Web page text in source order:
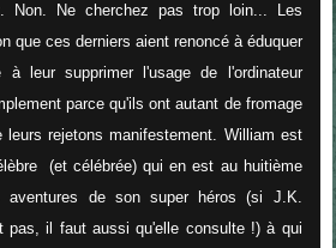
Non. Ne cherchez pas trop loin... Les
que ces derniers aient renoncé à éduquer
à leur supprimer l'usage de l'ordinateur
parce qu'ils ont autant de fromage
leurs rejetons manifestement. William est
(et célébrée) qui en est au huitième
aventures de son super héros (si J.K.
pas, il faut aussi qu'elle consulte !) à qui